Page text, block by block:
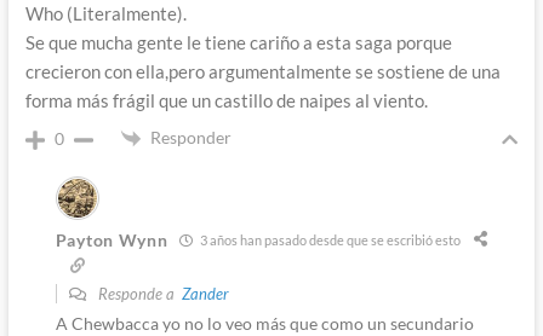
Who (Literalmente).
Se que mucha gente le tiene cariño a esta saga porque
crecieron con ella,pero argumentalmente se sostiene de una
forma más frágil que un castillo de naipes al viento.
0 Responder
Payton Wynn 3 años han pasado desde que se escribió esto
Responde a Zander
A Chewbacca yo no lo veo más que como un secundario